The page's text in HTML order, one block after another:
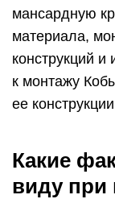
мансардную
материала,
конструкций и
к монтажу
ее конструкции
Какие
виду при